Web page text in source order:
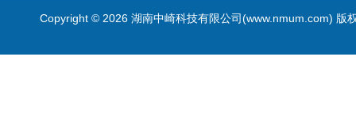
Copyright © 2026 湖南中崎科技有限公司(www.nmum.com) 版